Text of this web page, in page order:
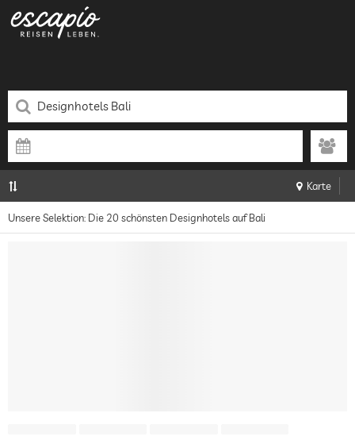
Karte
Unsere Selektion: Die 20 schönsten Designhotels auf Bali